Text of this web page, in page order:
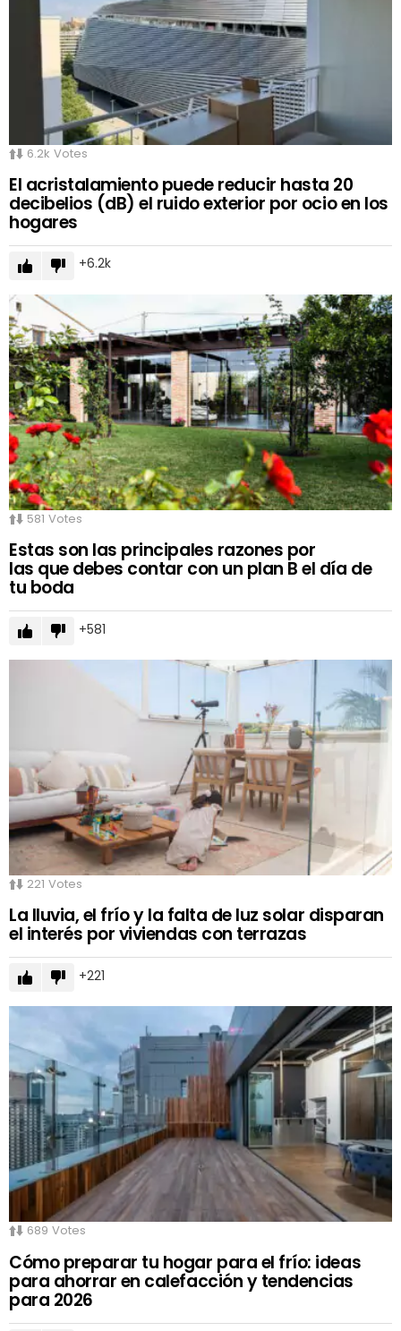
6.2k Votes
El acristalamiento puede reducir hasta 20
decibelios (dB) el ruido exterior por ocio en los
hogares
6.2k
581 Votes
Estas son las principales razones por
las que debes contar con un plan B el día de
tu boda
581
221 Votes
La lluvia, el frío y la falta de luz solar disparan
el interés por viviendas con terrazas
221
689 Votes
Cómo preparar tu hogar para el frío: ideas
para ahorrar en calefacción y tendencias
para 2026